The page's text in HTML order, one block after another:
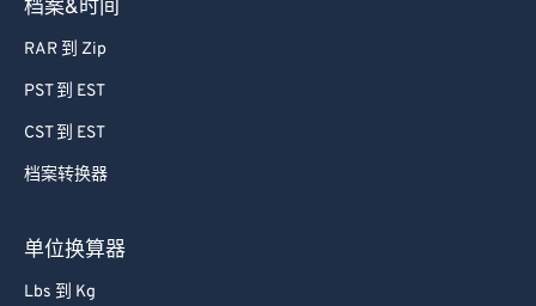
档案&时间
RAR 到 Zip
PST 到 EST
CST 到 EST
档案转换器
单位换算器
Lbs 到 Kg